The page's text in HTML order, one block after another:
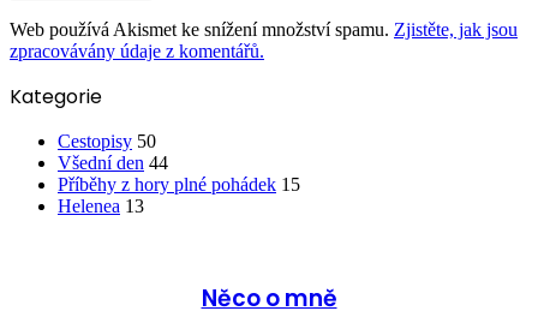
Web používá Akismet ke snížení množství spamu. Zjistěte, jak jsou
zpracovávány údaje z komentářů.
Kategorie
Cestopisy 50
Všední den 44
Příběhy z hory plné pohádek 15
Helenea 13
Něco o mně